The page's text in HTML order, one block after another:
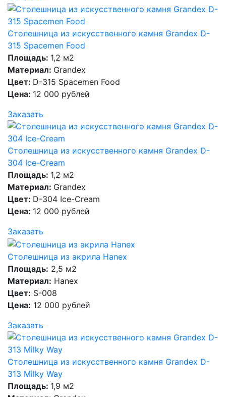
Столешница из искусственного камня Grandex D-
315 Spacemen Food
Площадь: 1,2 м2
Материал: Grandex
Цвет: D-315 Spacemen Food
Цена: 12 000 рублей
Заказать
Столешница из искусственного камня Grandex D-
304 Ice-Cream
Площадь: 1,2 м2
Материал: Grandex
Цвет: D-304 Ice-Cream
Цена: 12 000 рублей
Заказать
Столешница из акрила Hanex
Площадь: 2,5 м2
Материал: Hanex
Цвет: S-008
Цена: 12 000 рублей
Заказать
Столешница из искусственного камня Grandex D-
313 Milky Way
Площадь: 1,9 м2